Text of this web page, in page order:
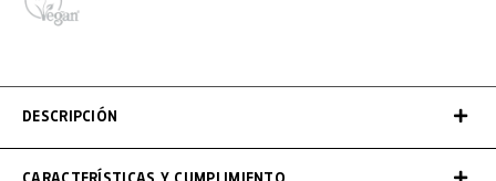
DESCRIPCIÓN